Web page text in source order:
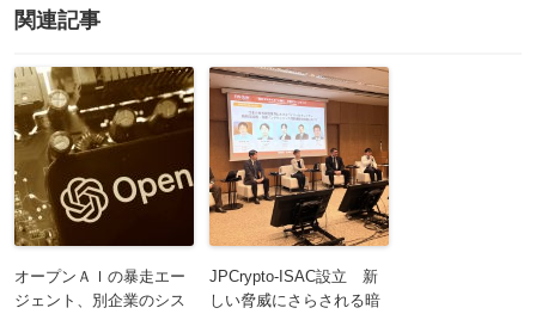
関連記事
オープンＡＩの暴走エー
ジェント、別企業のシス
JPCrypto-ISAC設立 新
しい脅威にさらされる暗